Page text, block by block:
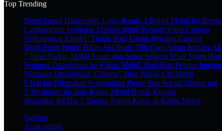
Top Trending
Demi Social Distancing, Logo Ikonik 4 Brand Mobil Ini
Lamborghini Produksi Masker untuk Perangi Virus Corona
Volkswagen Kombi ‘Thank You’ Untuk Pejuang Corona
Work From Home Bikin Aki Soak, Nih Cara Aman Jumper
7 Jurus Parkir, Mobil Aman dan Sehat Selama Work From
Semprot Disinfektan ke Kabin Mobil, Hati-Hati Pelapis
Waspada Disinfektan ‘Corona’, Bisa Rusak Cat Mobil
5 Hal Ini Dilakukan Pengendara Pintar Saat Social Distancing
3 Treatment Ini Jaga Kabin Mobil Bebas Kuman
Waspada! Ini Dia 5 Bagian Paling Kotor di Kabin Mobil
Sidebar
Acak artikel